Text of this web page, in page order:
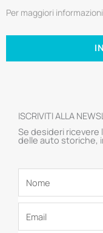
Per maggiori
ISCRIVITI ALLA
Se desideri
delle auto storiche,